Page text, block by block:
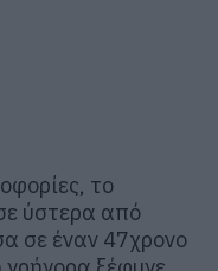
το
ύστερα από
σε έναν 47χρονο